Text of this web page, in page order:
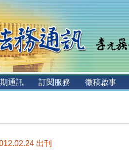
通訊 訂閱服務
徵稿啟事
出刊